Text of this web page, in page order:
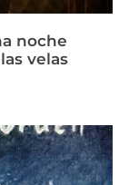
noche
velas